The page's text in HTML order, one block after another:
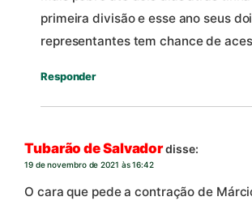
primeira divisão e esse ano seus
representantes tem chance de
Responder
Tubarão de Salvadordisse:
19 de novembro de 2021 às 16:42
O cara que pede a contração de